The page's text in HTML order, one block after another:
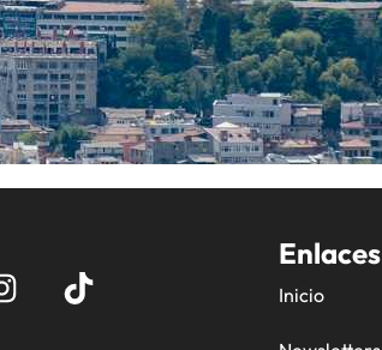
Enlaces
Inicio